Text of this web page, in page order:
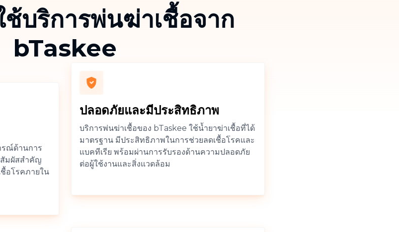
ช้บริการพ่นฆ่าเชื้อจาก
bTaskee
รณ์ด้านการ
มผัสสำคัญ
อโรคภายใน
ปลอดภัยและมีประสิทธิภาพ
บริการพ่นฆ่าเชื้อของ bTaskee ใช้น้ำยาฆ่าเชื้อที่ได้
มาตรฐาน มีประสิทธิภาพในการช่วยลดเชื้อโรคและ
แบคทีเรีย พร้อมผ่านการรับรองด้านความปลอดภัย
ต่อผู้ใช้งานและสิ่งแวดล้อม